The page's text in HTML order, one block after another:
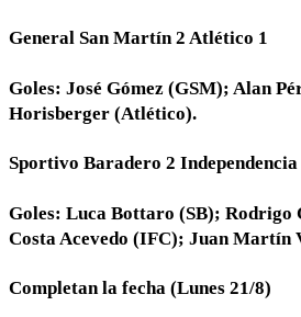
General San Martín 2 Atlético 1
Goles: José Gómez (GSM); Alan
Horisberger (Atlético).
Sportivo Baradero 2 Independencia
Goles: Luca Bottaro (SB); Rodrigo
Costa Acevedo (IFC); Juan Martín
Completan la fecha (Lunes 21/8)